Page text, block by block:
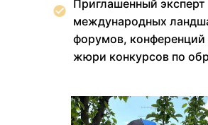
Приглашенный эксперт
международных
форумов, конференций
жюри конкурсов по